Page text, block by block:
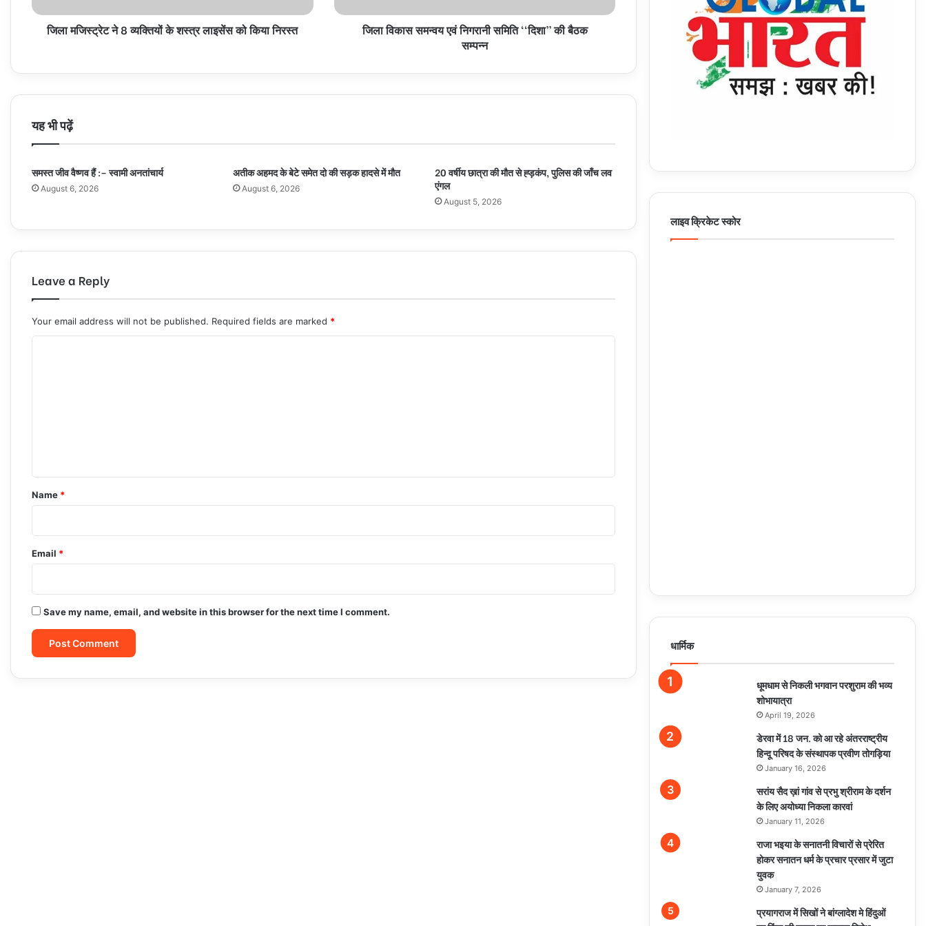
को
कियाजिला मजिस्ट्रेट ने 8 व्यक्तियों के शस्त्र लाइसेंस को किया निरस्त
बैठक
जिला विकास समन्वय एवं निगरानी समिति ‘‘दिशा’’ की बैठक
सम्पन्न
यह भी पढ़ें
समस्त जीव वैष्णव हैं :– स्वामी अनतांचार्य
August 6, 2026
अतीक अहमद के बेटे समेत दो की सड़क हादसे में मौत
August 6, 2026
20 वर्षीय छात्रा की मौत से ह्ड़कंप, पुलिस की जाँच लव
एंगल
August 5, 2026
Leave a Reply
Your email address will not be published. Required fields are marked *
*
Name *
Email *
Save my name, email, and website in this browser for the next time I comment.
लाइव क्रिकेट स्कोर
धार्मिक
धूमधाम से निकली भगवान परशुराम की भव्य
शोभायात्रा
April 19, 2026
डेरवा में 18 जन. को आ रहे अंतरराष्ट्रीय
हिन्दू परिषद के संस्थापक प्रवीण तोगड़िया
January 16, 2026
सरांय सैद ख़ां गांव से प्रभु श्रीराम के दर्शन
के लिए अयोध्या निकला कारवां
January 11, 2026
राजा भइया के सनातनी विचारों से प्रेरित
होकर सनातन धर्म के प्रचार प्रसार में जुटा
युवक
January 7, 2026
प्रयागराज में सिखों ने बांग्लादेश मे हिंदुओं